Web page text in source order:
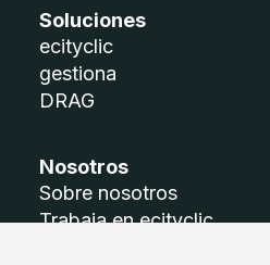
Soluciones
ecityclic
gestiona
DRAG
Nosotros
Sobre nosotros
Trabaja en ecityclic